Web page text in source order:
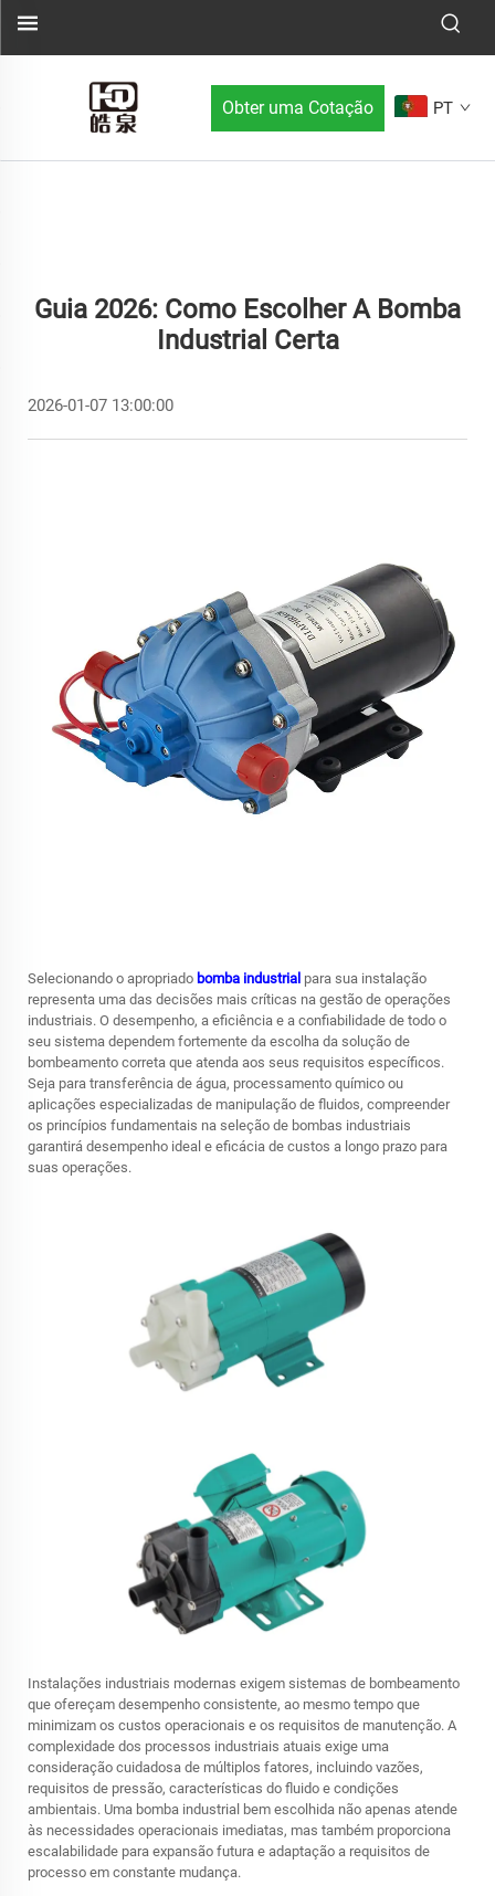
Obter uma Cotação PT
Guia 2026: Como Escolher A Bomba
Industrial Certa
2026-01-07 13:00:00
Selecionando o apropriado bomba industrial para sua instalação
representa uma das decisões mais críticas na gestão de operações
industriais. O desempenho, a eficiência e a confiabilidade de todo o
seu sistema dependem fortemente da escolha da solução de
bombeamento correta que atenda aos seus requisitos específicos.
Seja para transferência de água, processamento químico ou
aplicações especializadas de manipulação de fluidos, compreender
os princípios fundamentais na seleção de bombas industriais
garantirá desempenho ideal e eficácia de custos a longo prazo para
suas operações.
Instalações industriais modernas exigem sistemas de bombeamento
que ofereçam desempenho consistente, ao mesmo tempo que
minimizam os custos operacionais e os requisitos de manutenção. A
complexidade dos processos industriais atuais exige uma
consideração cuidadosa de múltiplos fatores, incluindo vazões,
requisitos de pressão, características do fluido e condições
ambientais. Uma bomba industrial bem escolhida não apenas atende
às necessidades operacionais imediatas, mas também proporciona
escalabilidade para expansão futura e adaptação a requisitos de
processo em constante mudança.